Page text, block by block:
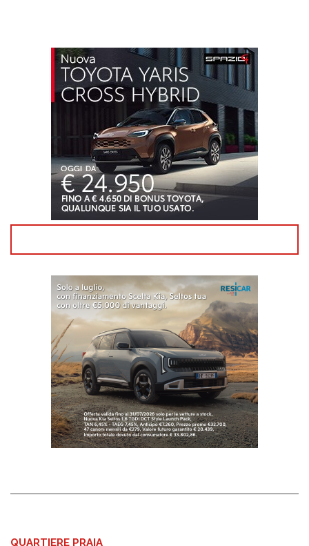
QUARTIERE PRAIA